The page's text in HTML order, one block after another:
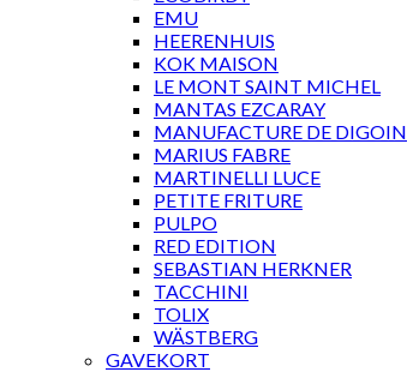
EMU
HEERENHUIS
KOK MAISON
LE MONT SAINT MICHEL
MANTAS EZCARAY
MANUFACTURE DE DIGOIN
MARIUS FABRE
MARTINELLI LUCE
PETITE FRITURE
PULPO
RED EDITION
SEBASTIAN HERKNER
TACCHINI
TOLIX
WÄSTBERG
GAVEKORT